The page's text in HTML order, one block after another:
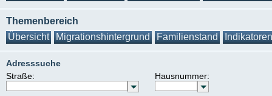
Themenbereich
Übersicht
Migrationshintergrund Familienstand Indikatoren
Adresssuche
Straße:
Hausnummer: